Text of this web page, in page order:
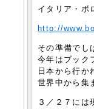
イタリア・ボ
http://
その準備でし
今年はブック
日本から行か
世界中から集
３／２７には